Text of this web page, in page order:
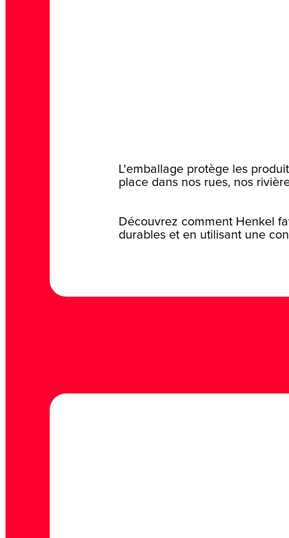
L'emballage protège les
place dans nos rues, nos
Découvrez comment Henkel
durables et en utilisant une